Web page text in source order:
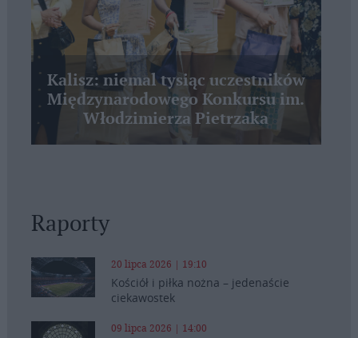
Kalisz: niemal tysiąc uczestników
Międzynarodowego Konkursu im.
Włodzimierza Pietrzaka
Raporty
20 lipca 2026 | 19:10
Kościół i piłka nożna – jedenaście
ciekawostek
09 lipca 2026 | 14:00